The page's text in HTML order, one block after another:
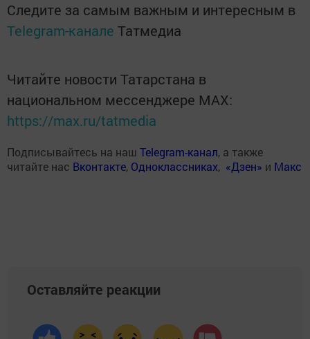
Следите за самым важным и интересным в
Telegram-канале Татмедиа
Читайте новости Татарстана в
национальном мессенджере MАХ:
https://max.ru/tatmedia
Подписывайтесь на наш Telegram-канал, а также
читайте нас Вконтакте, Одноклассниках, «Дзен» и Макс
Оставляйте реакции